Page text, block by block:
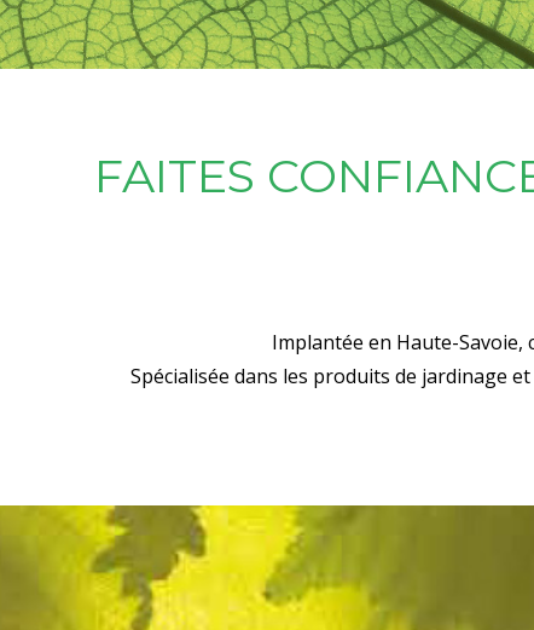
FAITES
Implantée en Haute-
Spécialisée dans les produits de jardinage